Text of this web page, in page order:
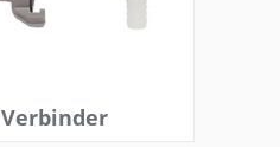
Verbinder